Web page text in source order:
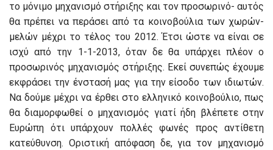
το μόνιμο μηχανισμό στήριξης και τον προσωρινό- αυτός
θα πρέπει να περάσει από τα κοινοβούλια των χωρών-
μελών μέχρι το τέλος του 2012. Έτσι ώστε να είναι σε
ισχύ από την 1-1-2013, όταν δε θα υπάρχει πλέον ο
προσωρινός μηχανισμός στήριξης. Εκεί συνεπώς έχουμε
εκφράσει την ένστασή μας για την είσοδο των ιδιωτών.
Να δούμε μέχρι να έρθει στο ελληνικό κοινοβούλιο, πως
θα διαμορφωθεί ο μηχανισμός γιατί ήδη βλέπετε στην
Ευρώπη ότι υπάρχουν πολλές φωνές προς αντίθετη
κατεύθυνση. Οριστική απόφαση δε, για τον μηχανισμό